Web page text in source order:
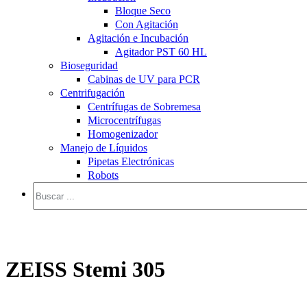
Bloque Seco
Con Agitación
Agitación e Incubación
Agitador PST 60 HL
Bioseguridad
Cabinas de UV para PCR
Centrifugación
Centrífugas de Sobremesa
Microcentrífugas
Homogenizador
Manejo de Líquidos
Pipetas Electrónicas
Robots
ZEISS Stemi 305